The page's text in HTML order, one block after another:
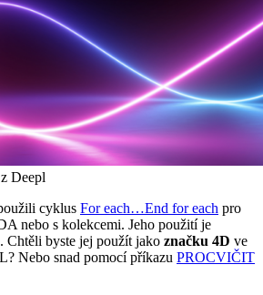
Deepl
cyklus For each…End for each pro
nebo s kolekcemi. Jeho použití je
Chtěli byste jej použít jako značku 4D ve
Nebo snad pomocí příkazu PROCVIČIT